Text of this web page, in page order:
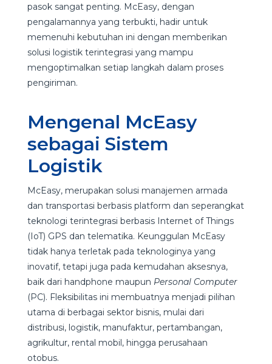
pasok sangat penting. McEasy, dengan
pengalamannya yang terbukti, hadir untuk
memenuhi kebutuhan ini dengan memberikan
solusi logistik terintegrasi yang mampu
mengoptimalkan setiap langkah dalam proses
pengiriman.
Mengenal McEasy
sebagai Sistem
Logistik
McEasy, merupakan solusi manajemen armada
dan transportasi berbasis platform dan seperangkat
teknologi terintegrasi berbasis Internet of Things
(IoT) GPS dan telematika. Keunggulan McEasy
tidak hanya terletak pada teknologinya yang
inovatif, tetapi juga pada kemudahan aksesnya,
baik dari handphone maupun Personal Computer
(PC). Fleksibilitas ini membuatnya menjadi pilihan
utama di berbagai sektor bisnis, mulai dari
distribusi, logistik, manufaktur, pertambangan,
agrikultur, rental mobil, hingga perusahaan
otobus.